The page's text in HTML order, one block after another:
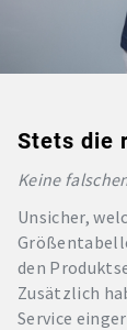
Stets die
Keine
Unsicher,
den
Zusätzlich
Service